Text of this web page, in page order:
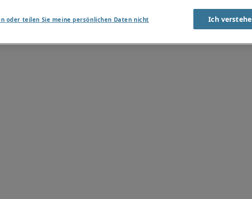
oder teilen Sie meine persönlichen Daten nicht Ich verstehe